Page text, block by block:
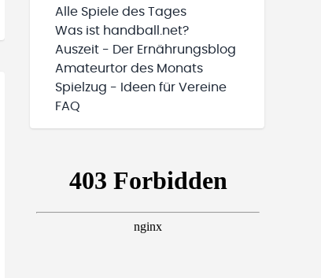
Alle Spiele des Tages
Was ist handball.net?
Auszeit - Der Ernährungsblog
Amateurtor des Monats
Spielzug - Ideen für Vereine
FAQ